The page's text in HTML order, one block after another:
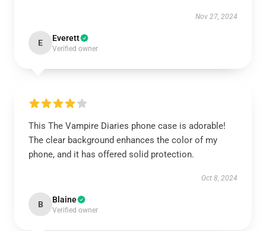
Nov 27, 2024
E Everett
Verified owner
This The Vampire Diaries phone case is adorable!
The clear background enhances the color of my
phone, and it has offered solid protection.
Oct 8, 2024
B Blaine
Verified owner